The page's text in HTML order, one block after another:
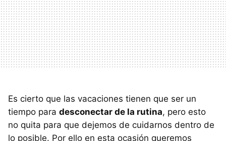
Es cierto que las vacaciones tienen que ser un
tiempo para desconectar de la rutina, pero esto
no quita para que dejemos de cuidarnos dentro de
lo posible. Por ello en esta ocasión queremos